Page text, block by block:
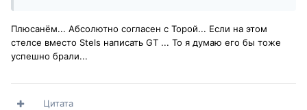
Плюсанём... Абсолютно согласен с Торой... Если на этом
стелсе вместо Stels написать GT ... То я думаю его бы тоже
успешно брали...
Цитата